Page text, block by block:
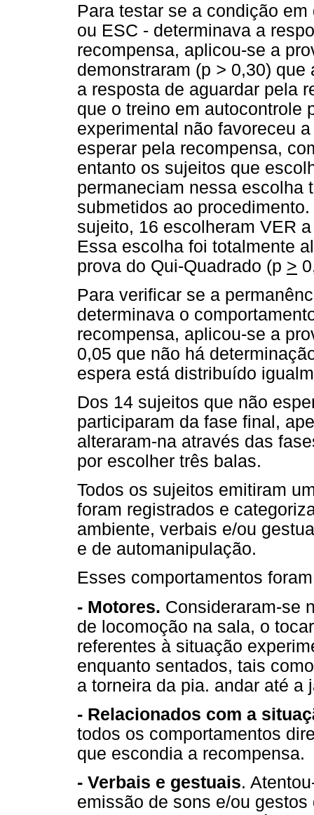
Para testar se a condição
ou ESC - determinava a
recompensa, aplicou-se a
demonstraram (p > 0,30) que
a resposta de aguardar pela
que o treino em autocontrole
experimental não favoreceu
esperar pela recompensa,
entanto os sujeitos que
permaneciam nessa escolha
submetidos ao
sujeito, 16 escolheram VER
Essa escolha foi totalmente
prova do Qui-Quadrado (p >
Para verificar se a
determinava o
recompensa, aplicou-se a
0,05 que não há
espera está distribuído
Dos 14 sujeitos que não
participaram da fase final,
alteraram-na através das
por escolher três balas.
Todos os sujeitos emitiram
foram registrados e
ambiente, verbais e/ou
e de automanipulação.
Esses comportamentos
- Motores. Consideraram-se
de locomoção na sala, o
referentes à situação
enquanto sentados, tais
a torneira da pia. andar até a
- Relacionados com a
todos os comportamentos
que escondia a recompensa.
- Verbais e gestuais.
emissão de sons e/ou